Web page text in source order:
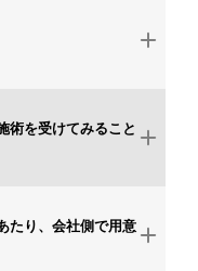
を受けてみること
たり、会社側で用意